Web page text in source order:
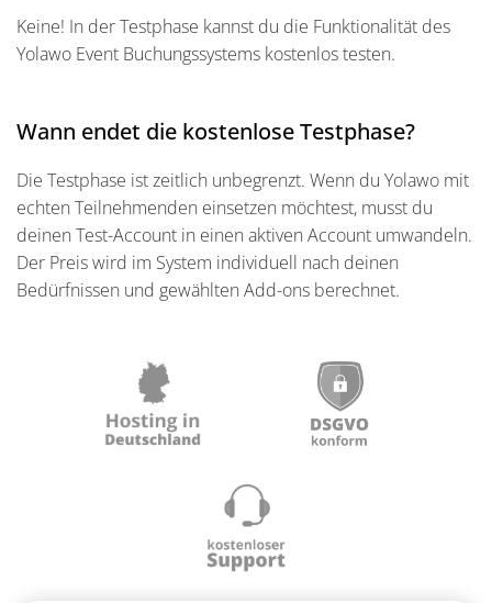
Keine! In der Testphase kannst du die Funktionalität des
Yolawo Event Buchungssystems kostenlos testen.
Wann endet die kostenlose Testphase?
Die Testphase ist zeitlich unbegrenzt. Wenn du Yolawo mit
echten Teilnehmenden einsetzen möchtest, musst du
deinen Test-Account in einen aktiven Account umwandeln.
Der Preis wird im System individuell nach deinen
Bedürfnissen und gewählten Add-ons berechnet.